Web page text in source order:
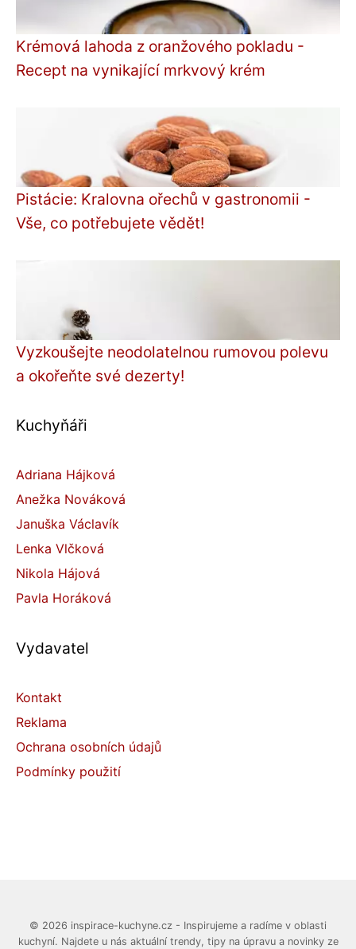
Krémová lahoda z oranžového pokladu -
Recept na vynikající mrkvový krém
Pistácie: Kralovna ořechů v gastronomii -
Vše, co potřebujete vědět!
Vyzkoušejte neodolatelnou rumovou polevu
a okořeňte své dezerty!
Kuchyňáři
Adriana Hájková
Anežka Nováková
Januška Václavík
Lenka Vlčková
Nikola Hájová
Pavla Horáková
Vydavatel
Kontakt
Reklama
Ochrana osobních údajů
Podmínky použití
© 2026 inspirace-kuchyne.cz - Inspirujeme a radíme v oblasti
kuchyní. Najdete u nás aktuální trendy, tipy na úpravu a novinky ze